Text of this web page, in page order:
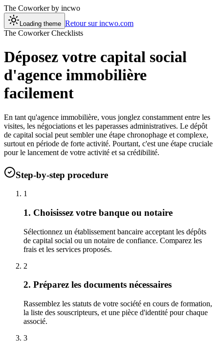
The Coworkerby incwo
Loading theme Retour sur incwo.com
The Coworker Checklists
Déposez votre capital social
d'agence immobilière
facilement
En tant qu'agence immobilière, vous jonglez constamment entre les
visites, les négociations et les paperasses administratives. Le dépôt
de capital social peut sembler une étape chronophage et complexe,
surtout en période de forte activité. Pourtant, c'est une étape cruciale
pour le lancement de votre activité et sa crédibilité.
Step-by-step procedure
1
1. Choisissez votre banque ou notaire
Sélectionnez un établissement bancaire acceptant les dépôts
de capital social ou un notaire de confiance. Comparez les
frais et les services proposés.
2
2. Préparez les documents nécessaires
Rassemblez les statuts de votre société en cours de formation,
la liste des souscripteurs, et une pièce d'identité pour chaque
associé.
3